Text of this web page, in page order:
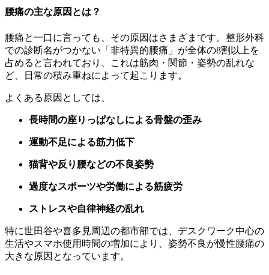
腰痛の主な原因とは？
腰痛と一口に言っても、その原因はさまざまです。整形外科
での診断名がつかない「非特異的腰痛」が全体の8割以上を
占めると言われており、これは筋肉・関節・姿勢の乱れな
ど、日常の積み重ねによって起こります。
よくある原因としては、
長時間の座りっぱなしによる骨盤の歪み
運動不足による筋力低下
猫背や反り腰などの不良姿勢
過度なスポーツや労働による筋疲労
ストレスや自律神経の乱れ
特に世田谷や喜多見周辺の都市部では、デスクワーク中心の
生活やスマホ使用時間の増加により、姿勢不良が慢性腰痛の
大きな原因となっています。